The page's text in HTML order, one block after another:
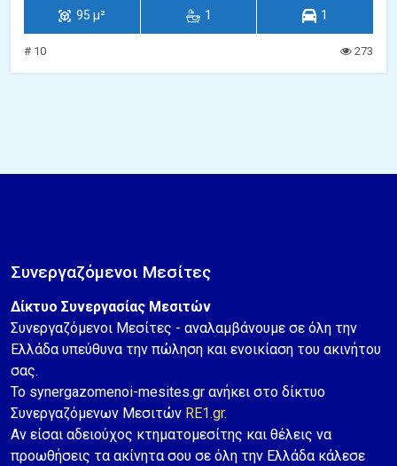
95 μ² 1 1
# 10 273
Συνεργαζόμενοι Μεσίτες
Δίκτυο Συνεργασίας Μεσιτών
Συνεργαζόμενοι Μεσίτες - αναλαμβάνουμε σε όλη την
Ελλάδα υπεύθυνα την πώληση και ενοικίαση του ακινήτου
σας.
Το synergazomenoi-mesites.gr ανήκει στο δίκτυο
Συνεργαζόμενων Μεσιτών RE1.gr.
Αν είσαι αδειούχος κτηματομεσίτης και θέλεις να
προωθήσεις τα ακίνητα σου σε όλη την Ελλάδα κάλεσε